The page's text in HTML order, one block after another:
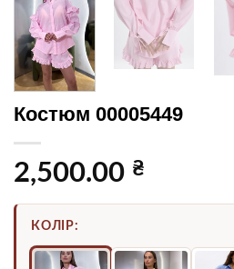
Костюм 00005449
2,500.00 ₴
КОЛІР: